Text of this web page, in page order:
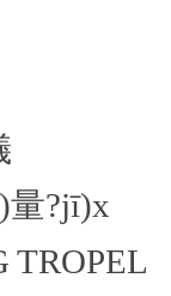
量?jī)x
TROPEL